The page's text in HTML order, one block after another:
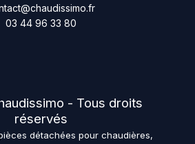
03 44 96 33 80
- Tous droits
réservés
détachées pour chaudières,